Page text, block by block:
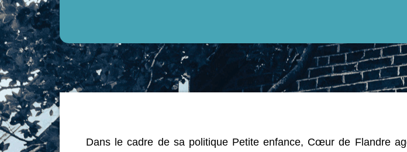
Dans le cadre de sa politique Petite enfance, Cœur de Flandre